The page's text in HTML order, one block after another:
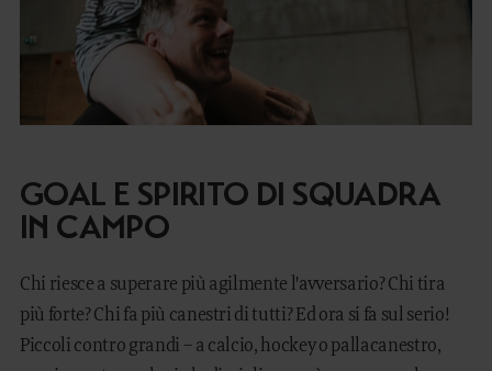
GOAL E SPIRITO DI SQUADRA
IN CAMPO
Chi riesce a superare più agilmente l'avversario? Chi tira
più forte? Chi fa più canestri di tutti? Ed ora si fa sul serio!
Piccoli contro grandi – a calcio, hockey o pallacanestro,